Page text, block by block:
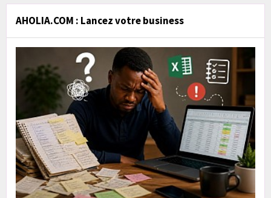
AHOLIA.COM : Lancez votre business